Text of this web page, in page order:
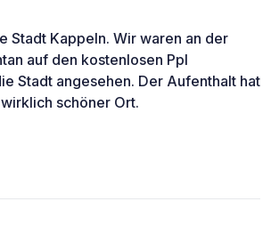
Stadt Kappeln. Wir waren an der
auf den kostenlosen Ppl
Stadt angesehen. Der Aufenthalt hat
schöner Ort.